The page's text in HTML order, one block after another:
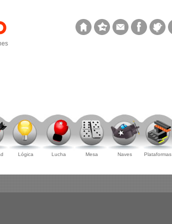
Lógica Lucha Mesa Naves Plataformas